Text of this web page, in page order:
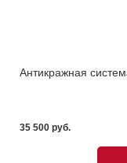
Антикражная
35 500 pуб.